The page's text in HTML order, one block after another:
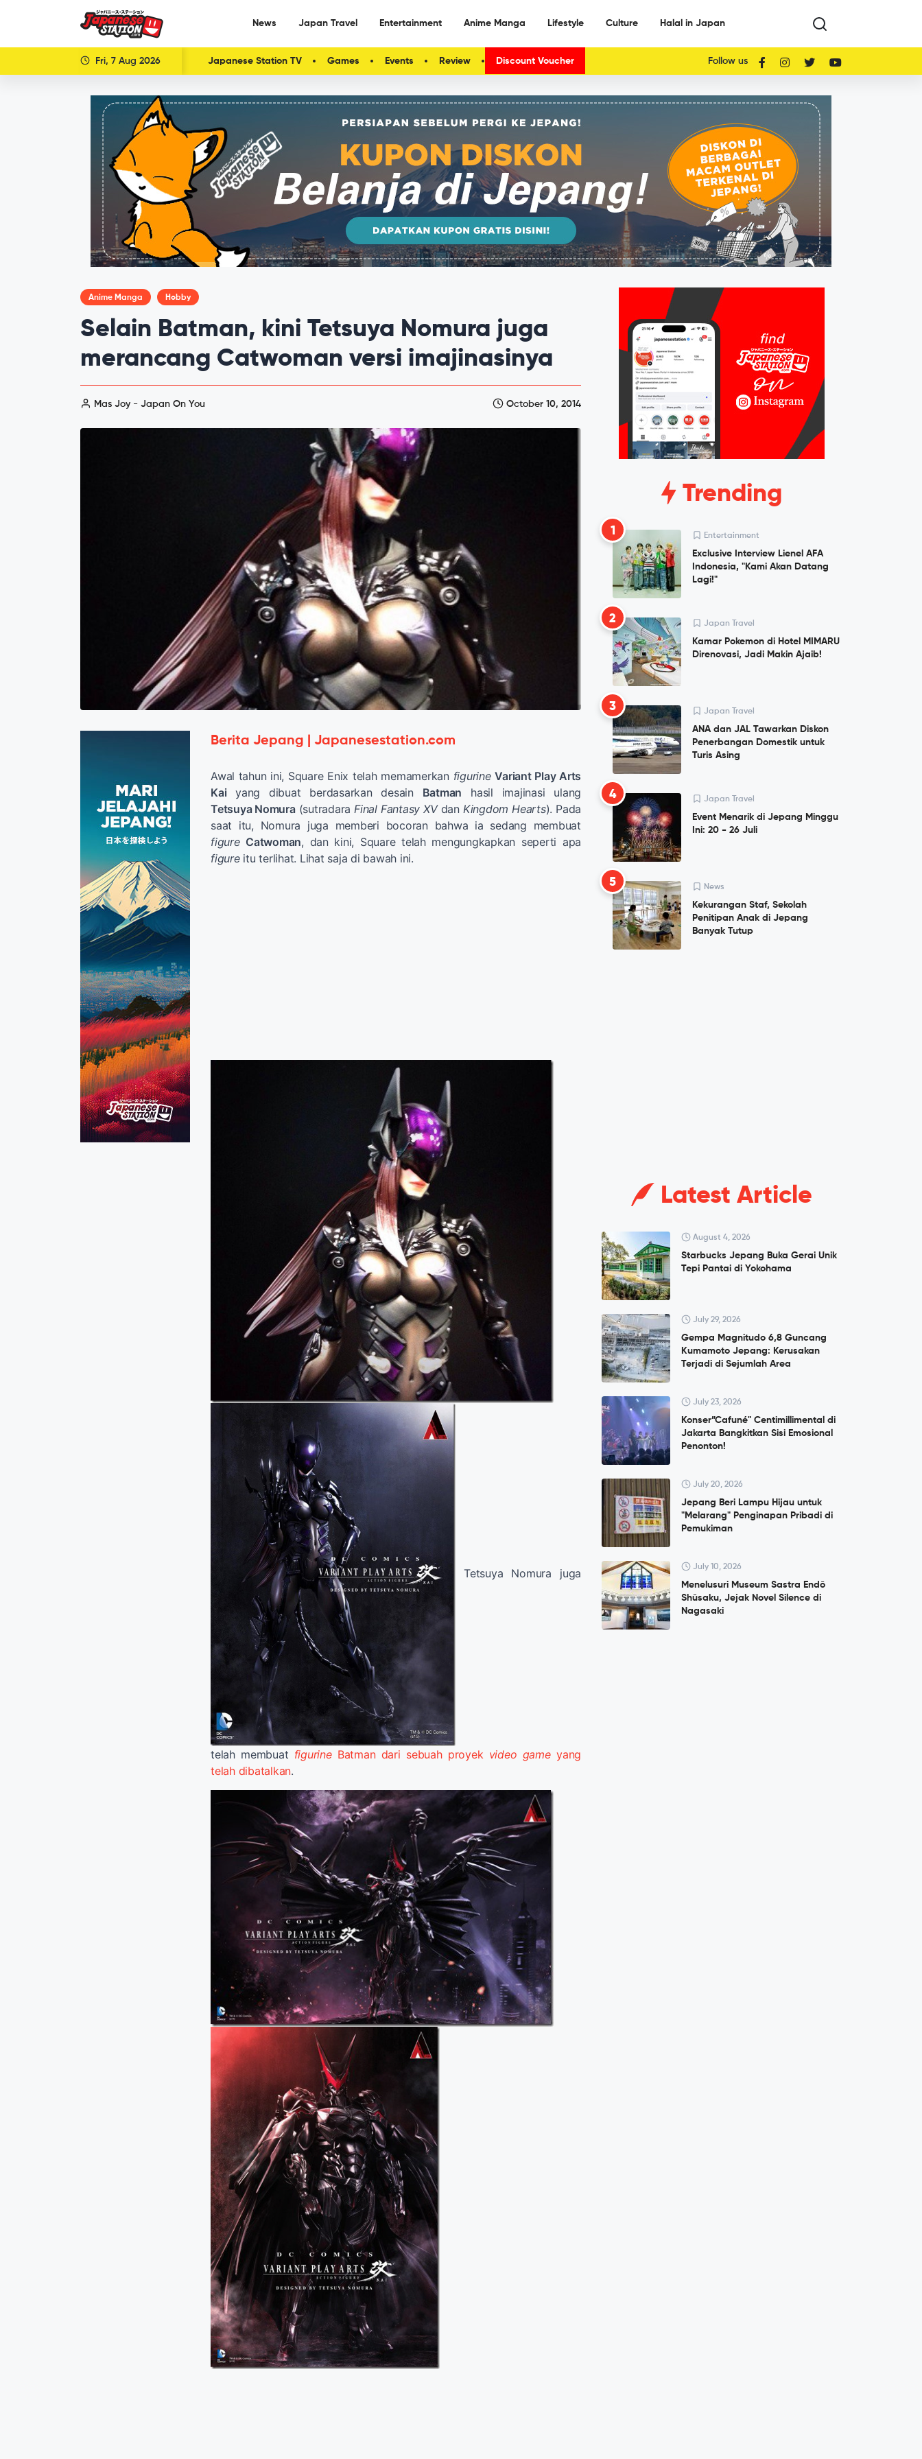
News Japan Travel Entertainment Anime Manga Lifestyle Culture Halal in Japan
Fri, 7 Aug 2026 Japanese Station TV Games Events Review Discount Voucher Follow us
Anime Manga Hobby
Selain Batman, kini Tetsuya Nomura juga
merancang Catwoman versi imajinasinya
Mas Joy - Japan On You October 10, 2014
Berita Jepang | Japanesestation.com
Awal tahun ini, Square Enix telah memamerkan figurine Variant Play Arts
Kai yang dibuat berdasarkan desain Batman hasil imajinasi ulang
Tetsuya Nomura(sutradara Final Fantasy XVdan Kingdom Hearts). Pada
saat itu, Nomura juga memberi bocoran bahwa ia sedang membuat
figure Catwoman, dan kini, Square telah mengungkapkan seperti apa
figureitu terlihat. Lihat saja di bawah ini.
Tetsuya Nomura juga
telah membuat figurineBatman dari sebuah proyek video gameyang
telah dibatalkan.
Trending
1 Entertainment
Exclusive Interview Lienel AFA
Indonesia, "Kami Akan Datang
Lagi!"
2 Japan Travel
Kamar Pokemon di Hotel MIMARU
Direnovasi, Jadi Makin Ajaib!
3 Japan Travel
ANA dan JAL Tawarkan Diskon
Penerbangan Domestik untuk
Turis Asing
4 Japan Travel
Event Menarik di Jepang Minggu
Ini: 20 - 26 Juli
5 News
Kekurangan Staf, Sekolah
Penitipan Anak di Jepang
Banyak Tutup
Latest Article
August 4, 2026
Starbucks Jepang Buka Gerai Unik
Tepi Pantai di Yokohama
July 29, 2026
Gempa Magnitudo 6,8 Guncang
Kumamoto Jepang: Kerusakan
Terjadi di Sejumlah Area
July 23, 2026
Konser”Cafuné" Centimillimental di
Jakarta Bangkitkan Sisi Emosional
Penonton!
July 20, 2026
Jepang Beri Lampu Hijau untuk
"Melarang" Penginapan Pribadi di
Pemukiman
July 10, 2026
Menelusuri Museum Sastra Endō
Shūsaku, Jejak Novel Silence di
Nagasaki